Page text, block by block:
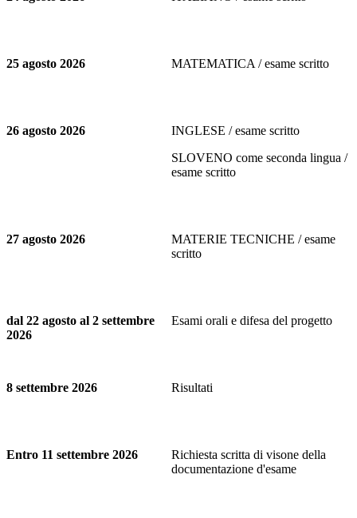
25 agosto 2026 MATEMATICA / esame scritto
26 agosto 2026
INGLESE / esame scritto
SLOVENO come seconda lingua /
esame scritto
27 agosto 2026
MATERIE TECNICHE / esame
scritto
dal 22 agosto al 2 settembre
2026
Esami orali e difesa del progetto
8 settembre 2026 Risultati
Entro 11 settembre 2026
Richiesta scritta di visone della
documentazione d'esame